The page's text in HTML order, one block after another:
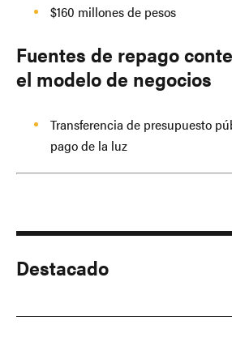
$160 millones de pesos
Fuentes de repago
el modelo de negocios
Transferencia de presupuesto
pago de la luz
Destacado